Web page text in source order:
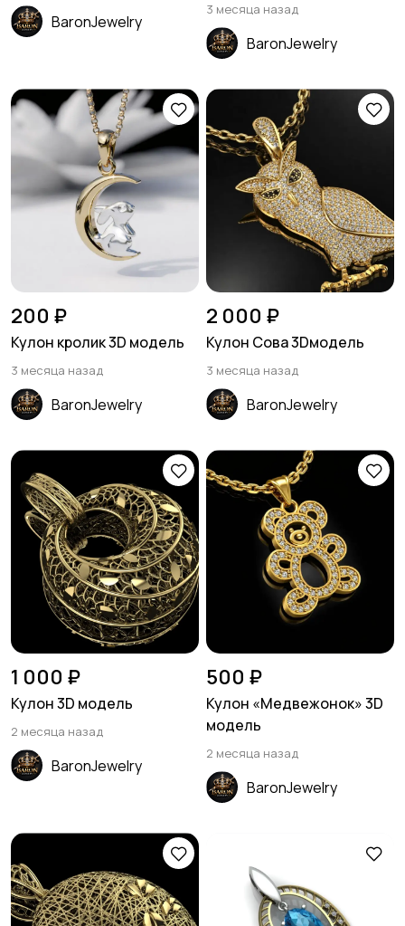
BaronJewelry
3 месяца назад
BaronJewelry
200 ₽
Кулон кролик 3D модель
3 месяца назад
BaronJewelry
2 000 ₽
Кулон Сова 3Dмодель
3 месяца назад
BaronJewelry
1 000 ₽
Кулон 3D модель
2 месяца назад
BaronJewelry
500 ₽
Кулон «Медвежонок» 3D
модель
2 месяца назад
BaronJewelry